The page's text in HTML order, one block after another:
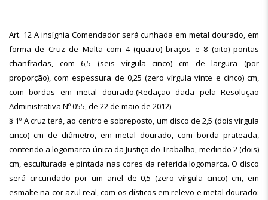
Art. 12 A insígnia Comendador será cunhada em metal dourado, em
forma de Cruz de Malta com 4 (quatro) braços e 8 (oito) pontas
chanfradas, com 6,5 (seis vírgula cinco) cm de largura (por
proporção), com espessura de 0,25 (zero vírgula vinte e cinco) cm,
com bordas em metal dourado.(Redação dada pela Resolução
Administrativa Nº 055, de 22 de maio de 2012)
§ 1º A cruz terá, ao centro e sobreposto, um disco de 2,5 (dois vírgula
cinco) cm de diâmetro, em metal dourado, com borda prateada,
contendo a logomarca única da Justiça do Trabalho, medindo 2 (dois)
cm, esculturada e pintada nas cores da referida logomarca. O disco
será circundado por um anel de 0,5 (zero vírgula cinco) cm, em
esmalte na cor azul real, com os dísticos em relevo e metal dourado: